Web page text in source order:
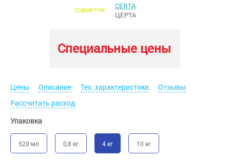
CERTA
ЦЕРТА
Специальные цены
Цены Описание Тех. характеристики
Отзывы
Рассчитать расход
Упаковка
520 мл 0,8 кг 4 кг 10 кг